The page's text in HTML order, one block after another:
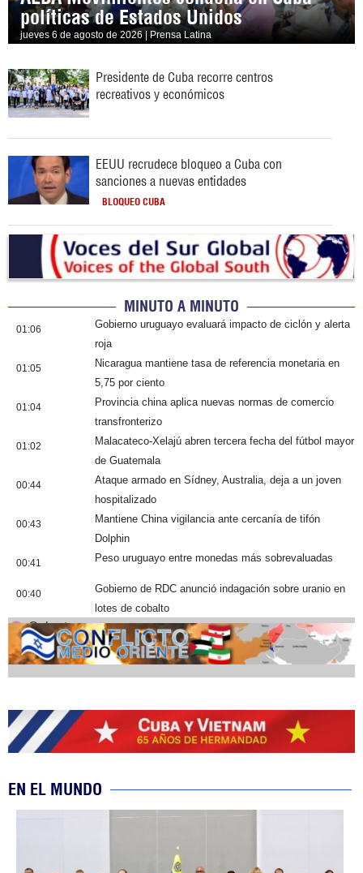
políticas de Estados Unidos
jueves 6 de agosto de 2026 | Prensa Latina
Presidente de Cuba recorre centros
recreativos y económicos
EEUU recrudece bloqueo a Cuba con
sanciones a nuevas entidades
BLOQUEO CUBA
MINUTO A MINUTO
01:06
Gobierno uruguayo evaluará impacto de ciclón y alerta
roja
01:05
Nicaragua mantiene tasa de referencia monetaria en
5,75 por ciento
01:04
Provincia china aplica nuevas normas de comercio
transfronterizo
01:02
Malacateco-Xelajú abren tercera fecha del fútbol mayor
de Guatemala
00:44
Ataque armado en Sídney, Australia, deja a un joven
hospitalizado
00:43
Mantiene China vigilancia ante cercanía de tifón
Dolphin
00:41 Peso uruguayo entre monedas más sobrevaluadas
00:40
Gobierno de RDC anunció indagación sobre uranio en
lotes de cobalto
Cobertura
EN EL MUNDO